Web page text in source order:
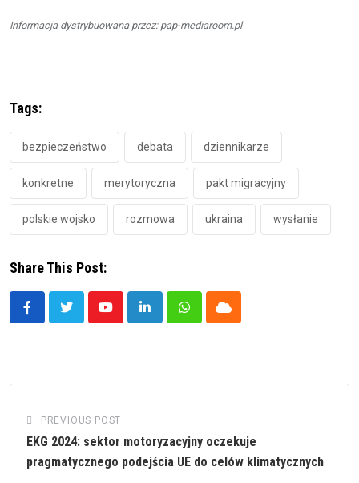
Informacja dystrybuowana przez: pap-mediaroom.pl
Tags:
bezpieczeństwo debata dziennikarze
konkretne merytoryczna pakt migracyjny
polskie wojsko rozmowa ukraina wysłanie
Share This Post:
YoutubeLinkedInWhatsappCloud
PREVIOUS POST
EKG 2024: sektor motoryzacyjny oczekuje
pragmatycznego podejścia UE do celów klimatycznych